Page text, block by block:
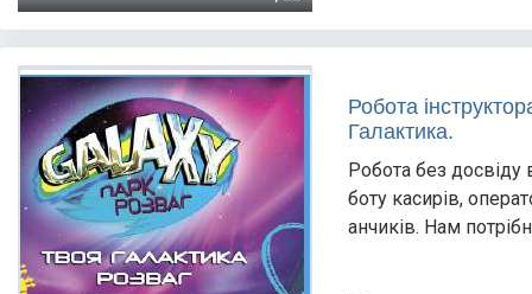
Робота
Галактика.
Робота без досвіду
боту касирів,
анчиків. Нам потрібні